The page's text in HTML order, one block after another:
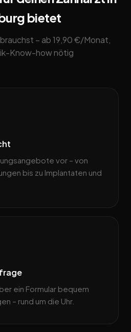
bietet
– ab 19,90 €/Monat,
Know-how nötig
vor – von
bis zu Implantaten und
ein Formular bequem
– rund um die Uhr.